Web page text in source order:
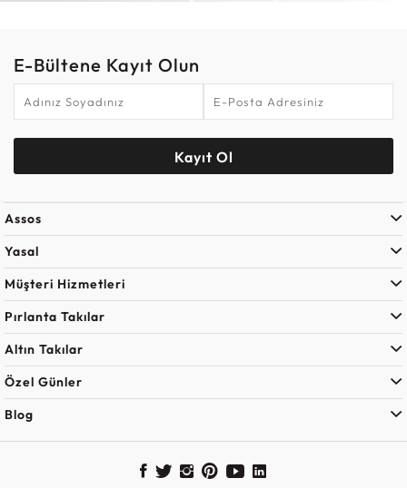
E-Bültene Kayıt Olun
Kayıt Ol
Assos
Yasal
Müşteri Hizmetleri
Pırlanta Takılar
Altın Takılar
Özel Günler
Blog